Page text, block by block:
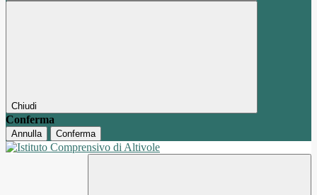
Chiudi
Conferma
Annulla Conferma